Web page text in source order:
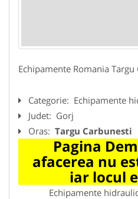
Echipamente Romania Targu
Categorie: Echipamente
Judet: Gorj
Oras: Targu Carbunesti
Pagina
afacerea nu
iar locul
Echipamente